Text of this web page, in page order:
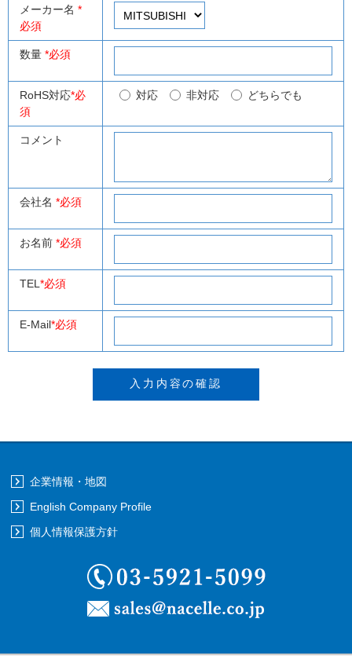
メーカー名 *
必須
数量 *必須
RoHS対応*必
須
対応 非対応 どちらでも
コメント
会社名 *必須
お名前 *必須
TEL *必須
E-Mail*必須
企業情報・地図
English Company Profile
個人情報保護方針